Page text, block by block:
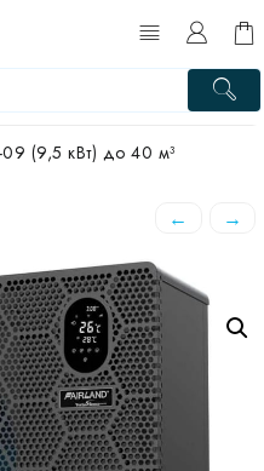
(9,5 кВт) до 40 м³
← →